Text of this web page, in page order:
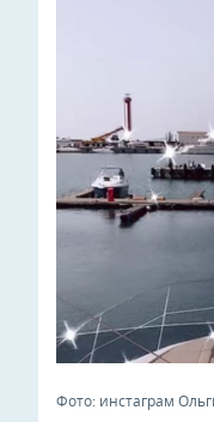
Фото: инстаграм